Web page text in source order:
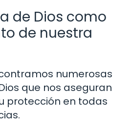
de Dios como
de nuestra
numerosas
que nos aseguran
protección en todas